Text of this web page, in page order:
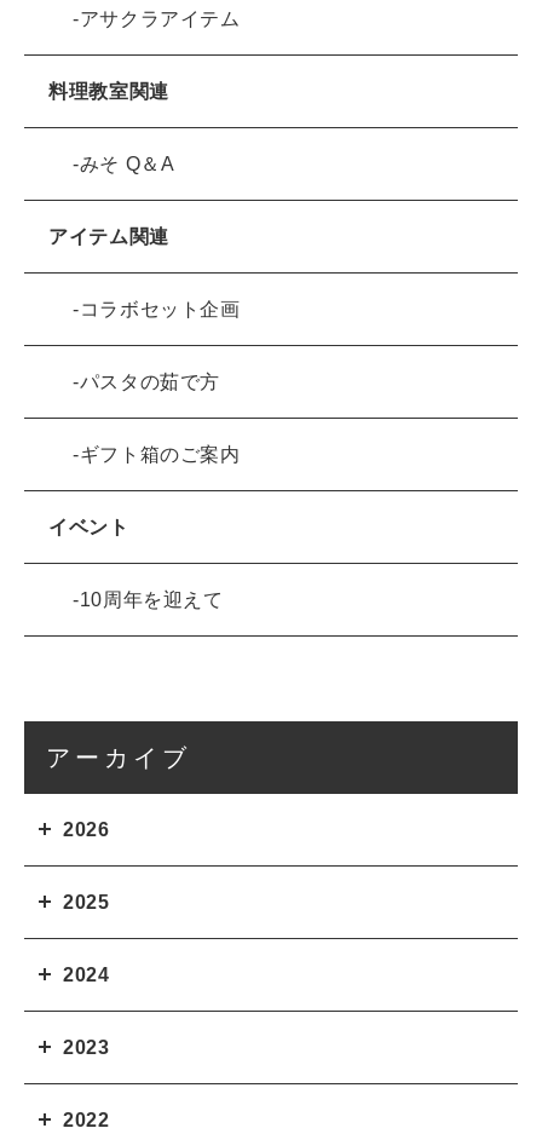
アサクラアイテム
料理教室関連
みそ Q＆A
アイテム関連
コラボセット企画
パスタの茹で方
ギフト箱のご案内
イベント
10周年を迎えて
アーカイブ
2026
2025
2024
2023
2022